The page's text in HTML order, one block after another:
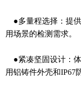
●多量程选择：提供
用场景的检测需求。
●紧凑坚固设计：
用铝铸件外壳和IP67